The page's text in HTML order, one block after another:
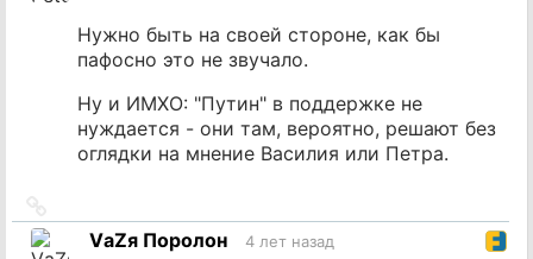
Нужно быть на своей стороне, как бы
пафосно это не звучало.
Ну и ИМХО: "Путин" в поддержке не
нуждается - они там, вероятно, решают без
оглядки на мнение Василия или Петра.
на
источникVаZя Поролон 4 лет назад